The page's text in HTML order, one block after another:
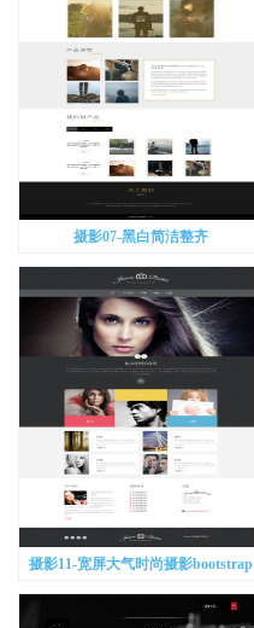
摄影07-黑白简洁整齐
摄影11-宽屏大气时尚摄影bootstrap